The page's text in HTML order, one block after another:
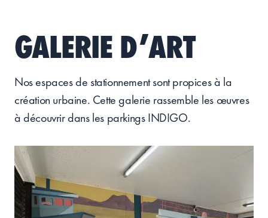
GALERIE D’ART
Nosespaces de stationnementsont propices à la
création urbaine. Cette galerie rassemble les œuvres
à découvrirdans les parkings INDIGO.